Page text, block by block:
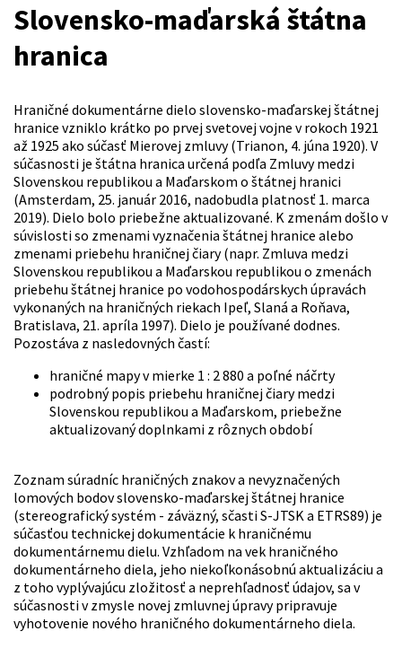
Slovensko-maďarská štátna
hranica
Hraničné dokumentárne dielo slovensko-maďarskej štátnej
hranice vzniklo krátko po prvej svetovej vojne v rokoch 1921
až 1925 ako súčasť Mierovej zmluvy (Trianon, 4. júna 1920). V
súčasnosti je štátna hranica určená podľa Zmluvy medzi
Slovenskou republikou a Maďarskom o štátnej hranici
(Amsterdam, 25. január 2016, nadobudla platnosť 1. marca
2019). Dielo bolo priebežne aktualizované. K zmenám došlo v
súvislosti so zmenami vyznačenia štátnej hranice alebo
zmenami priebehu hraničnej čiary (napr. Zmluva medzi
Slovenskou republikou a Maďarskou republikou o zmenách
priebehu štátnej hranice po vodohospodárskych úpravách
vykonaných na hraničných riekach Ipeľ, Slaná a Roňava,
Bratislava, 21. apríla 1997). Dielo je používané dodnes.
Pozostáva z nasledovných častí:
hraničné mapy v mierke 1 : 2 880 a poľné náčrty
podrobný popis priebehu hraničnej čiary medzi
Slovenskou republikou a Maďarskom, priebežne
aktualizovaný doplnkami z rôznych období
Zoznam súradníc hraničných znakov a nevyznačených
lomových bodov slovensko-maďarskej štátnej hranice
(stereografický systém - záväzný, sčasti S-JTSK a ETRS89) je
súčasťou technickej dokumentácie k hraničnému
dokumentárnemu dielu. Vzhľadom na vek hraničného
dokumentárneho diela, jeho niekoľkonásobnú aktualizáciu a
z toho vyplývajúcu zložitosť a neprehľadnosť údajov, sa v
súčasnosti v zmysle novej zmluvnej úpravy pripravuje
vyhotovenie nového hraničného dokumentárneho diela.